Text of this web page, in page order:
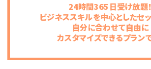
24時間365日受け放題！
ビジネススキルを中心としたセ
自分に合わせて自由に
カスタマイズできるプランで